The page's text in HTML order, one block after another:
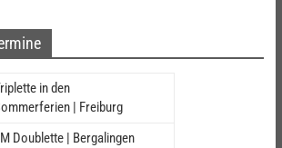
in den
| Freiburg
Doublette | Bergalingen